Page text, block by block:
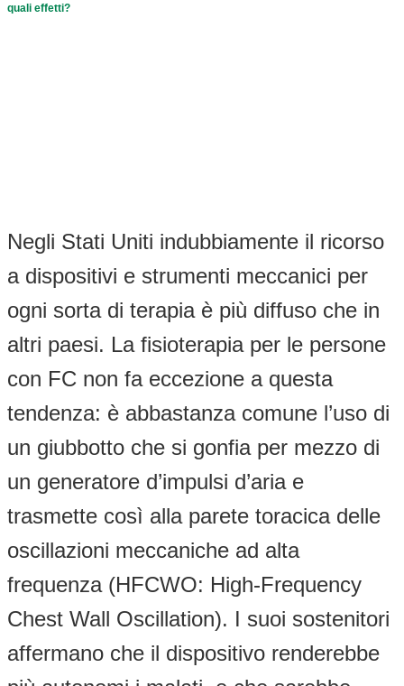
quali effetti?
Negli Stati Uniti indubbiamente il ricorso
a dispositivi e strumenti meccanici per
ogni sorta di terapia è più diffuso che in
altri paesi. La fisioterapia per le persone
con FC non fa eccezione a questa
tendenza: è abbastanza comune l’uso di
un giubbotto che si gonfia per mezzo di
un generatore d’impulsi d’aria e
trasmette così alla parete toracica delle
oscillazioni meccaniche ad alta
frequenza (HFCWO: High-Frequency
Chest Wall Oscillation). I suoi sostenitori
affermano che il dispositivo renderebbe